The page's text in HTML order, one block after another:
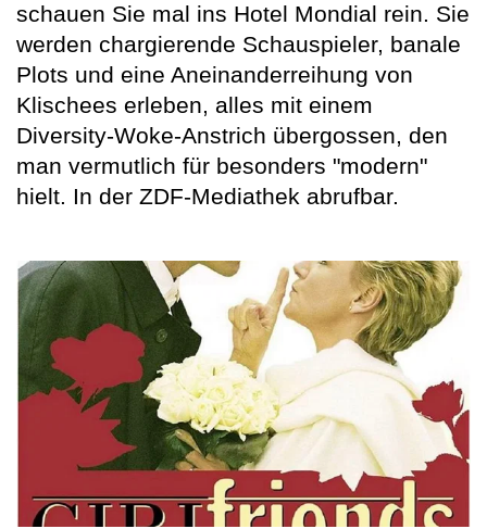
schauen Sie mal ins Hotel Mondial rein. Sie
werden chargierende Schauspieler, banale
Plots und eine Aneinanderreihung von
Klischees erleben, alles mit einem
Diversity-Woke-Anstrich übergossen, den
man vermutlich für besonders "modern"
hielt. In der ZDF-Mediathek abrufbar.